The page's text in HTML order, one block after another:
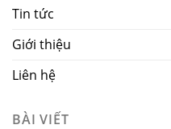
Tin tức
Giới thiệu
Liên hệ
BÀI VIẾT